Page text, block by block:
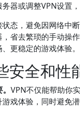
器或调整VPN设置，
态，避免因网络中
省去繁琐的手动操
更稳定的游戏体验。
安全和性
VPN不仅能帮助你
戏体验，同时避免